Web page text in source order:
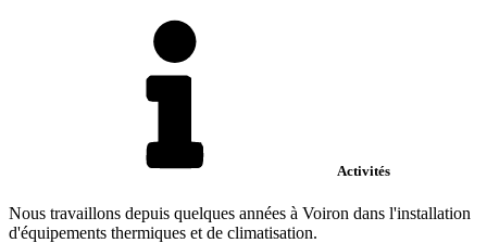
Activités
Nous travaillons depuis quelques années à Voiron dans l'installation
d'équipements thermiques et de climatisation.